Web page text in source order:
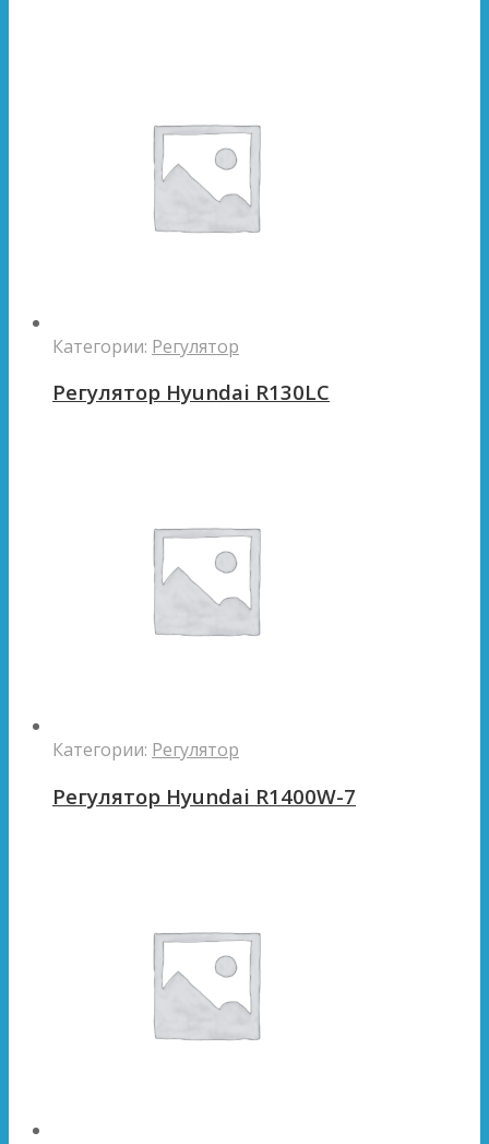
Категории: Регулятор
Регулятор Hyundai R130LC
Категории: Регулятор
Регулятор Hyundai R1400W-7